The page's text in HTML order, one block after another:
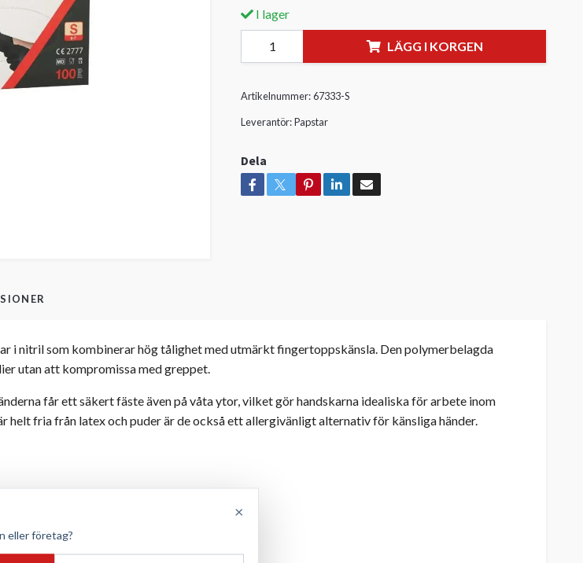
I lager
LÄGG I KORGEN
Artikelnummer: 67333-S
Leverantör: Papstar
Dela
i nitril som kombinerar hög tålighet med utmärkt fingertoppskänsla. Den polymerbelagda
utan att kompromissa med greppet.
får ett säkert fäste även på våta ytor, vilket gör handskarna idealiska för arbete inom
helt fria från latex och puder är de också ett allergivänligt alternativ för känsliga händer.
allergivänliga
städning och precisionsarbete
×
eller företag?